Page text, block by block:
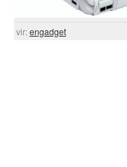
vir:engadget